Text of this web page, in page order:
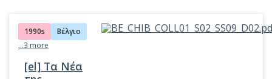
1990s
Βέλγιο
...3 more
[el] Τα Νέα